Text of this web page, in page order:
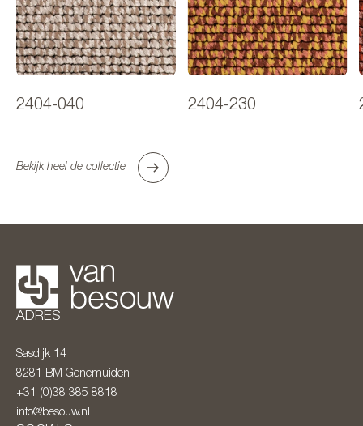
2404-040 2404-230
Bekijk heel de collectie
ADRES
Sasdijk 14
8281 BM Genemuiden
+31 (0)38 385 8818
info@besouw.nl